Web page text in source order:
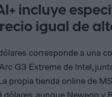
incluye
igual de
corresponde a una
G3 Extreme de Intel,
propia tienda online de
aunque Newegg y